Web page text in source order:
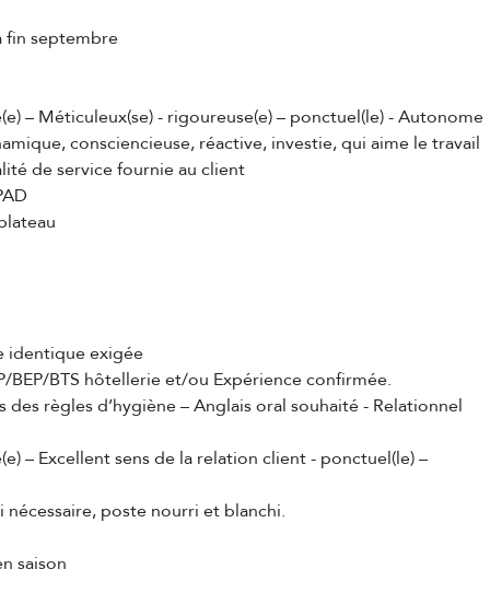
fin septembre
– Méticuleux(se) - rigoureuse(e) – ponctuel(le) - Autonome
consciencieuse, réactive, investie, qui aime le travail
de service fournie au client
identique exigée
BEP/BTS hôtellerie et/ou Expérience confirmée.
des règles d’hygiène – Anglais oral souhaité - Relationnel
– Excellent sens de la relation client - ponctuel(le) –
poste nourri et blanchi.
saison